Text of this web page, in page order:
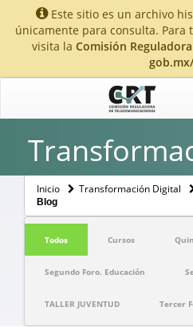
Este sitio es un archivo
únicamente para consulta. Para
visita la Comisión
Inicio Transformación Digital
Blog
Todos Cursos
Segundo Foro. Educación
TALLER JUVENTUD Tercer